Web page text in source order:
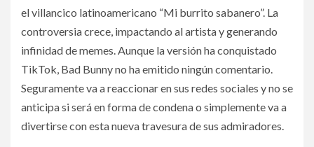
el villancico latinoamericano “Mi burrito sabanero”. La
controversia crece, impactando al artista y generando
infinidad de memes. Aunque la versión ha conquistado
TikTok, Bad Bunny no ha emitido ningún comentario.
Seguramente va a reaccionar en sus redes sociales y no se
anticipa si será en forma de condena o simplemente va a
divertirse con esta nueva travesura de sus admiradores.